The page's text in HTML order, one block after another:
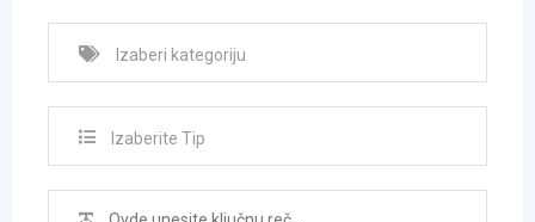
Izaberite Tip